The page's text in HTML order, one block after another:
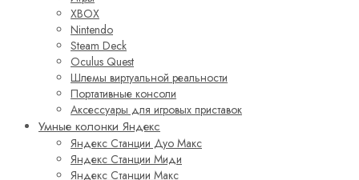
XBOX
Nintendo
Steam Deck
Oculus Quest
Шлемы виртуальной реальности
Портативные консоли
Аксессуары для игровых приставок
Умные колонки Яндекс
Яндекс Станции Дуо Макс
Яндекс Станции Миди
Яндекс Станции Макс